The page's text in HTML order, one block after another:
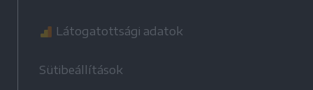
Látogatottsági adatok
Sütibeállítások